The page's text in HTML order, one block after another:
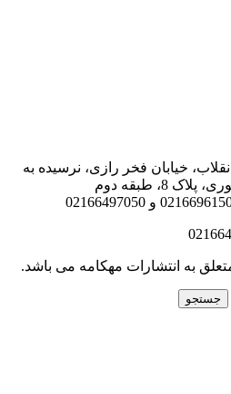
خیابان فخر رازی، نرسیده به
8، طبقه دوم
و 02166497050
به انتشارات مهکامه می باشد.
جستجو